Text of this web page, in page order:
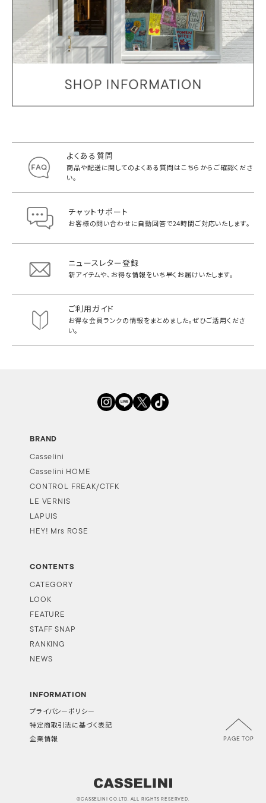
よくある質問
商品や配送に関してのよくある質問はこちらからご確認くださ
い。
チャットサポート
お客様の問い合わせに自動回答で24時間ご対応いたします。
ニュースレター登録
新アイテムや、お得な情報をいち早く お届けいたします。
ご利用ガイド
お得な会員ランクの情報をまとめました。ぜひご活用くださ
い。
BRAND
Casselini
Casselini HOME
CONTROL FREAK/CTFK
LE VERNIS
LAPUIS
HEY! Mrs ROSE
CONTENTS
CATEGORY
LOOK
FEATURE
STAFF SNAP
RANKING
NEWS
INFORMATION
プライバシーポリシー
特定商取引法に基づく表記
企業情報
©CASSELINI CO.LTD. ALL RIGHTS RESERVED.
PAGE TOP